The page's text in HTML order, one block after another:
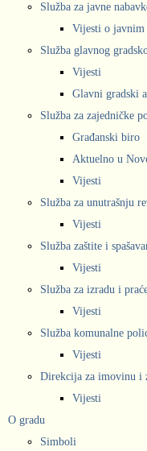
Služba za javne
Vijesti o javnim
Služba glavnog
Vijesti
Glavni gradski
Služba za zajedničke
Građanski biro
Aktuelno u
Vijesti
Služba za unutrašnju
Vijesti
Služba zaštite i
Vijesti
Služba za izradu i
Vijesti
Služba komunalne
Vijesti
Direkcija za imovinu i
Vijesti
O gradu
Simboli